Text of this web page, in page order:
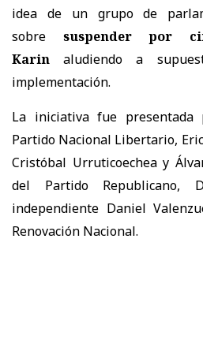
idea de un grupo de
sobre suspender por
Karin aludiendo a
implementación.
La iniciativa fue
Partido Nacional Libertario,
Cristóbal Urruticoechea y
del Partido Republicano,
independiente Daniel
Renovación Nacional.